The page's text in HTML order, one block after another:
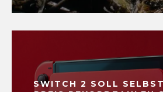
SWITCH 2 SOLL